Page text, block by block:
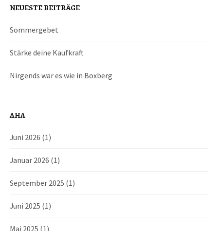
NEUESTE BEITRÄGE
Sommergebet
Stärke deine Kaufkraft
Nirgends war es wie in Boxberg
AHA
Juni 2026 (1)
Januar 2026 (1)
September 2025 (1)
Juni 2025 (1)
Mai 2025 (1)